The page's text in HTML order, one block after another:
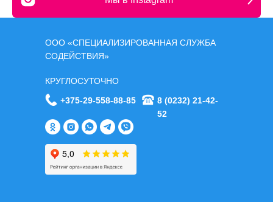
ООО «СПЕЦИАЛИЗИРОВАННАЯ СЛУЖБА
СОДЕЙСТВИЯ»
КРУГЛОСУТОЧНО
+375-29-558-88-85
8 (0232) 21-42-
52